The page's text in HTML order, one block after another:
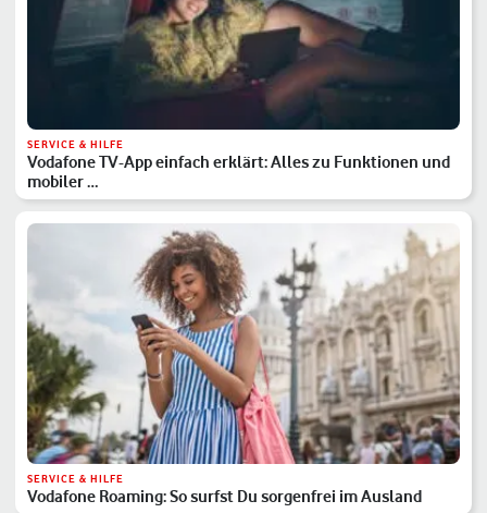
SERVICE & HILFE
Vodafone TV-App einfach erklärt: Alles zu Funktionen und
mobiler …
SERVICE & HILFE
Vodafone Roaming: So surfst Du sorgenfrei im Ausland